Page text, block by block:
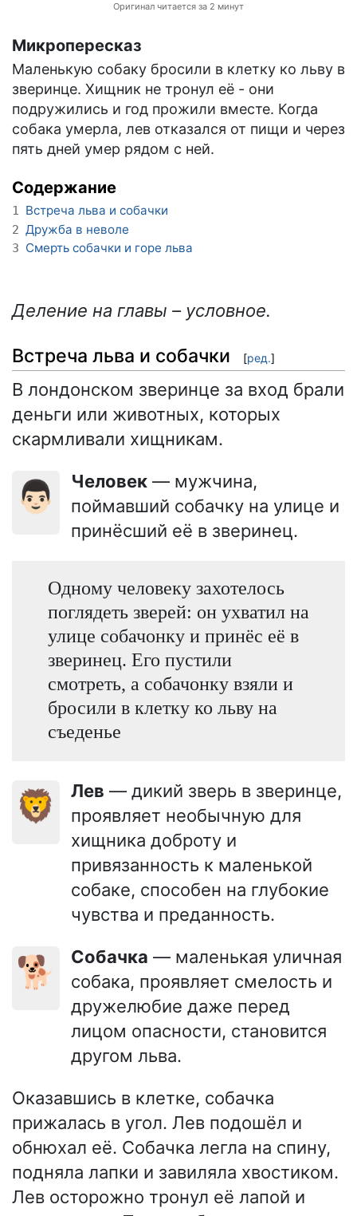
Оригинал читается за 2 минут
Микропересказ
Маленькую собаку бросили в клетку ко льву в
зверинце. Хищник не тронул её - они
подружились и год прожили вместе. Когда
собака умерла, лев отказался от пищи и через
пять дней умер рядом с ней.
Содержание
1 Встреча льва и собачки
2 Дружба в неволе
3 Смерть собачки и горе льва
Деление на главы – условное.
Встреча льва и собачки [ред.]
В лондонском зверинце за вход брали
деньги или животных, которых
скармливали хищникам.
👨🏻 Человек — мужчина,
поймавший собачку на улице и
принёсший её в зверинец.
Одному человеку захотелось
поглядеть зверей: он ухватил на
улице собачонку и принёс её в
зверинец. Его пустили
смотреть, а собачонку взяли и
бросили в клетку ко льву на
съеденье
🦁 Лев — дикий зверь в зверинце,
проявляет необычную для
хищника доброту и
привязанность к маленькой
собаке, способен на глубокие
чувства и преданность.
🐕 Собачка — маленькая уличная
собака, проявляет смелость и
дружелюбие даже перед
лицом опасности, становится
другом льва.
Оказавшись в клетке, собачка
прижалась в угол. Лев подошёл и
обнюхал её. Собачка легла на спину,
подняла лапки и завиляла хвостиком.
Лев осторожно тронул её лапой и